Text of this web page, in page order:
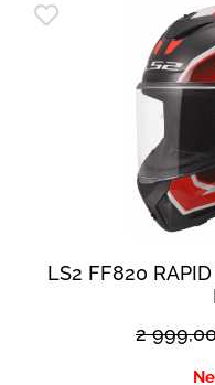
LS2 FF820
2